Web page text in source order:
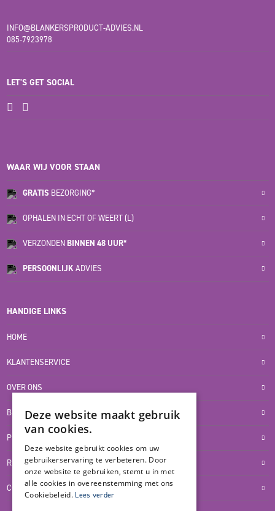
INFO@BLANKERSPRODUCT-ADVIES.NL
085-7923978
LET'S GET SOCIAL
WAAR WIJ VOOR STAAN
GRATIS BEZORGING*
OPHALEN IN ECHT OF WEERT (L)
VERZONDEN BINNEN 48 UUR*
PERSOONLIJKADVIES
HANDIGE LINKS
HOME
KLANTENSERVICE
OVER ONS
BLOG
PRIVACYVERKLARING
RETOUR- EN TERUGBETALINGSBELEID
COOKIES
Deze website maakt gebruik
van cookies.
Deze website gebruikt cookies om uw
gebruikerservaring te verbeteren. Door
onze website te gebruiken, stemt u in met
alle cookies in overeenstemming met ons
Cookiebeleid. Lees verder